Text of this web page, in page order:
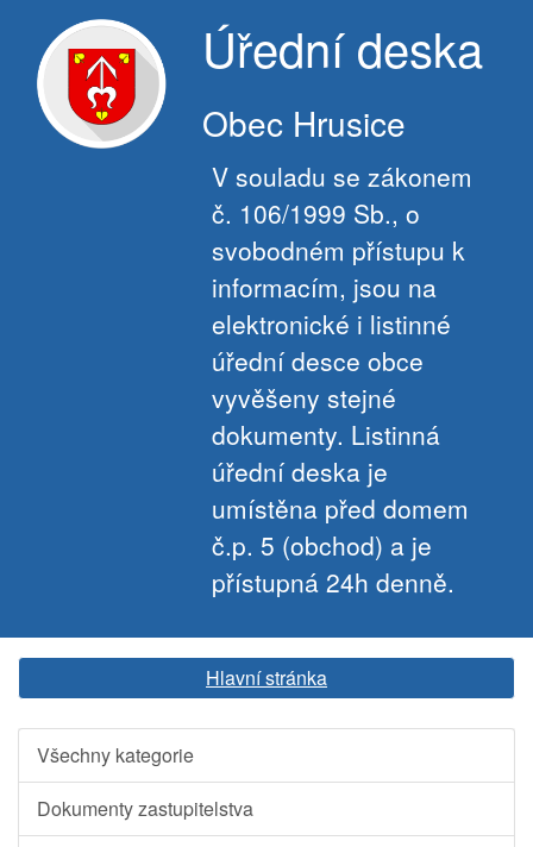
Úřední deska
Obec Hrusice
V souladu se zákonem
č. 106/1999 Sb., o
svobodném přístupu k
informacím, jsou na
elektronické i listinné
úřední desce obce
vyvěšeny stejné
dokumenty. Listinná
úřední deska je
umístěna před domem
č.p. 5 (obchod) a je
přístupná 24h denně.
Hlavní stránka
Všechny kategorie
Dokumenty zastupitelstva